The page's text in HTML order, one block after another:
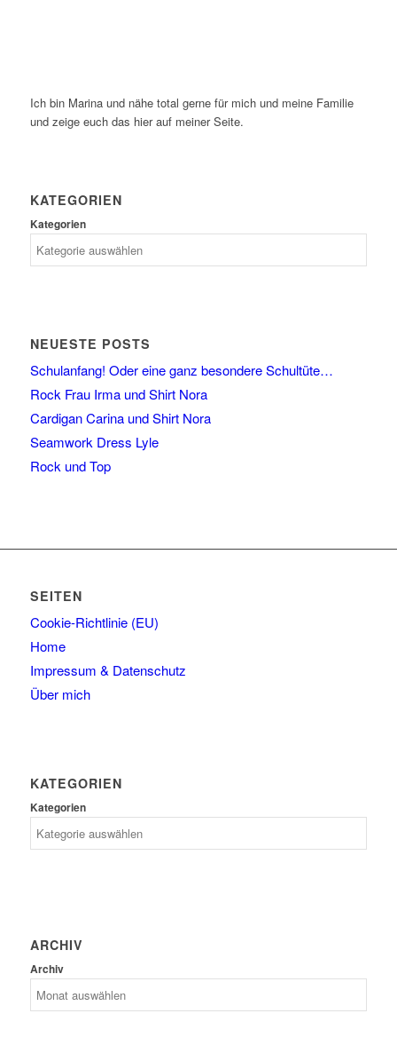
Ich bin Marina und nähe total gerne für mich und meine Familie
und zeige euch das hier auf meiner Seite.
KATEGORIEN
Kategorien
NEUESTE POSTS
Schulanfang! Oder eine ganz besondere Schultüte…
Rock Frau Irma und Shirt Nora
Cardigan Carina und Shirt Nora
Seamwork Dress Lyle
Rock und Top
SEITEN
Cookie-Richtlinie (EU)
Home
Impressum & Datenschutz
Über mich
KATEGORIEN
Kategorien
ARCHIV
Archiv